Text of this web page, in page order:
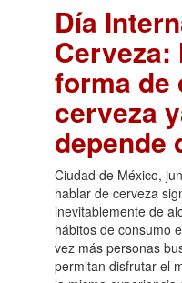
Día
Cerveza:
forma de
cerveza
depende
Ciudad de México,
hablar de cerveza
inevitablemente de
hábitos de consumo
vez más personas
permitan disfrutar el